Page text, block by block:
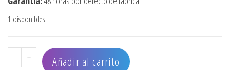
1 disponibles
- ESPEJO RECTANGULAR EXTRA GRANDE - 2 ASAS cantidad
+ Añadir al carrito